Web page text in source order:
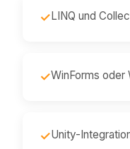
✓ LINQ und
✓WinForms oder
✓Unity-